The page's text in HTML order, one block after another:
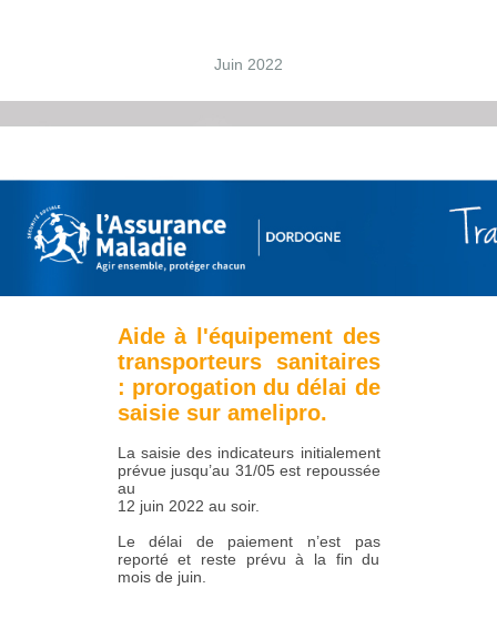
Juin 2022
Aide à l'équipement des
transporteurs sanitaires
: prorogation du délai de
saisie sur amelipro.
La saisie des indicateurs initialement
prévue jusqu’au 31/05 est repoussée
au
12 juin 2022 au soir.
Le délai de paiement n’est pas
reporté et reste prévu à la fin du
mois de juin.